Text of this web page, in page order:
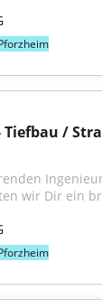
Tiefbau /
wir Dir ein